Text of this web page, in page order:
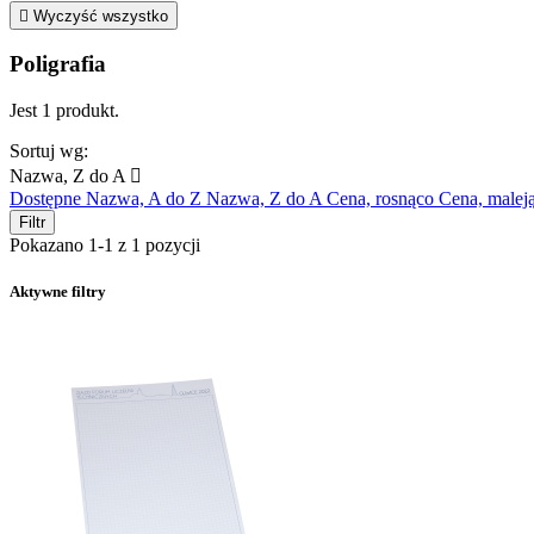
 Wyczyść wszystko
Poligrafia
Jest 1 produkt.
Sortuj wg:
Nazwa, Z do A 
Dostępne Nazwa, A do Z Nazwa, Z do A Cena, rosnąco Cena,
Filtr
Pokazano 1-1 z 1 pozycji
Aktywne filtry